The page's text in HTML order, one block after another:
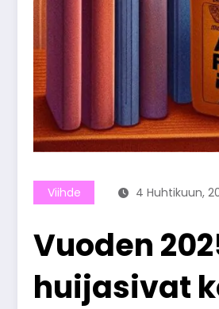
Viihde 4 Huhtikuun,
Vuoden
huijasivat